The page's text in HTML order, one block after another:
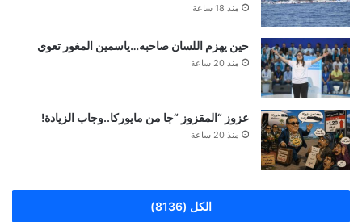
منذ 18 ساعة
حين يهزم اللسان صاحبه…ياسمين المغور تعوي
منذ 20 ساعة
عزوز “المقزوز “جا من مايوركا..وجاب الزيادة!
منذ 20 ساعة
الكل (8136)